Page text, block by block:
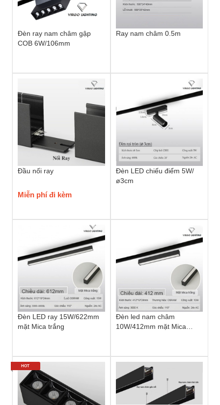
Đèn ray nam châm gập
COB 6W/106mm
Ray nam châm 0.5m
Đầu nối ray
Miễn phí đi kèm
Đèn LED chiếu điểm 5W/
ø3cm
Đèn LED ray 15W/622mm
mặt Mica trắng
Đèn led nam châm
10W/412mm mặt Mica
HOT